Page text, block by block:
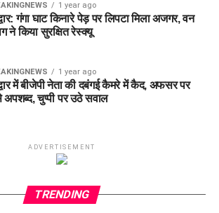
24 का कप्तान किसे बनाएं?
सबसे सुरक्षित कप्तान विकल्प हैं, जबकि Joe
हो सकते हैं।
SUL मैच कब खेला जाएगा?
2026 को रात 11:00 बजे (IST) खेला
Birmingham में खेला जाएगा।
1 year ago
गंगा घाट किनारे पेड़ पर लिपटा मिला अजगर, वन
ने किया सुरक्षित रेस्क्यू
1 year ago
में बीजेपी नेता की दबंगई कैमरे में कैद, अफसर पर
अपशब्द, चुप्पी पर उठे सवाल
ADVERTISEMENT
TRENDING